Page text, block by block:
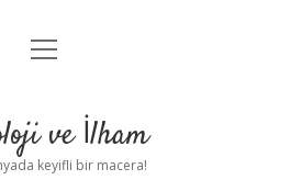
Anasayfa
Uyarı
menüyü
ve İlham
keyifli bir macera!